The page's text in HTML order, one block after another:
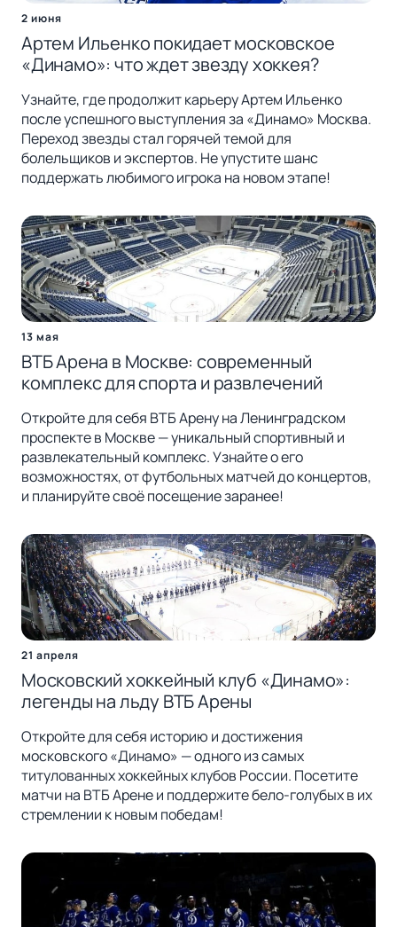
2 июня
Артем Ильенко покидает московское
«Динамо»: что ждет звезду хоккея?
Узнайте, где продолжит карьеру Артем Ильенко
после успешного выступления за «Динамо» Москва.
Переход звезды стал горячей темой для
болельщиков и экспертов. Не упустите шанс
поддержать любимого игрока на новом этапе!
13 мая
ВТБ Арена в Москве: современный
комплекс для спорта и развлечений
Откройте для себя ВТБ Арену на Ленинградском
проспекте в Москве — уникальный спортивный и
развлекательный комплекс. Узнайте о его
возможностях, от футбольных матчей до концертов,
и планируйте своё посещение заранее!
21 апреля
Московский хоккейный клуб «Динамо»:
легенды на льду ВТБ Арены
Откройте для себя историю и достижения
московского «Динамо» — одного из самых
титулованных хоккейных клубов России. Посетите
матчи на ВТБ Арене и поддержите бело-голубых в их
стремлении к новым победам!